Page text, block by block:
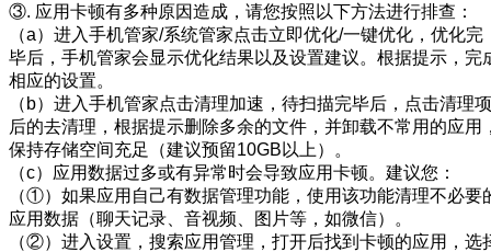
③. 应用卡顿有多种原因造成，请您按照以下方法进行排查：
（a）进入手机管家/系统管家点击立即优化/一键优化，优化完
毕后，手机管家会显示优化结果以及设置建议。根据提示，完
相应的设置。
（b）进入手机管家点击清理加速，待扫描完毕后，点击清理项
后的去清理，根据提示删除多余的文件，并卸载不常用的应用
保持存储空间充足（建议预留10GB以上）。
（c）应用数据过多或有异常时会导致应用卡顿。建议您：
（①）如果应用自己有数据管理功能，使用该功能清理不必要
应用数据（聊天记录、音视频、图片等，如微信）。
（②）进入设置，搜索应用管理，打开后找到卡顿的应用，选